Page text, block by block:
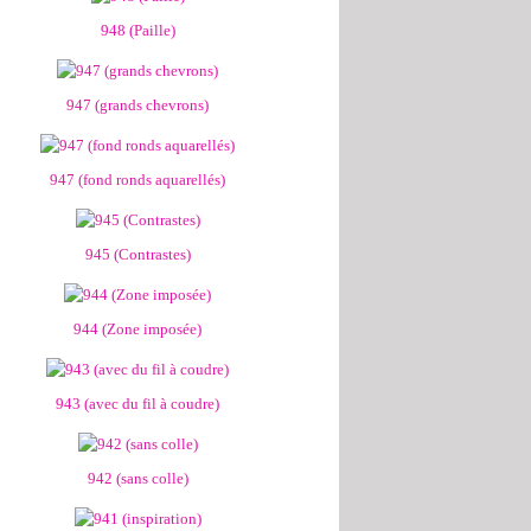
948 (Paille)
947 (grands chevrons)
947 (fond ronds aquarellés)
945 (Contrastes)
944 (Zone imposée)
943 (avec du fil à coudre)
942 (sans colle)